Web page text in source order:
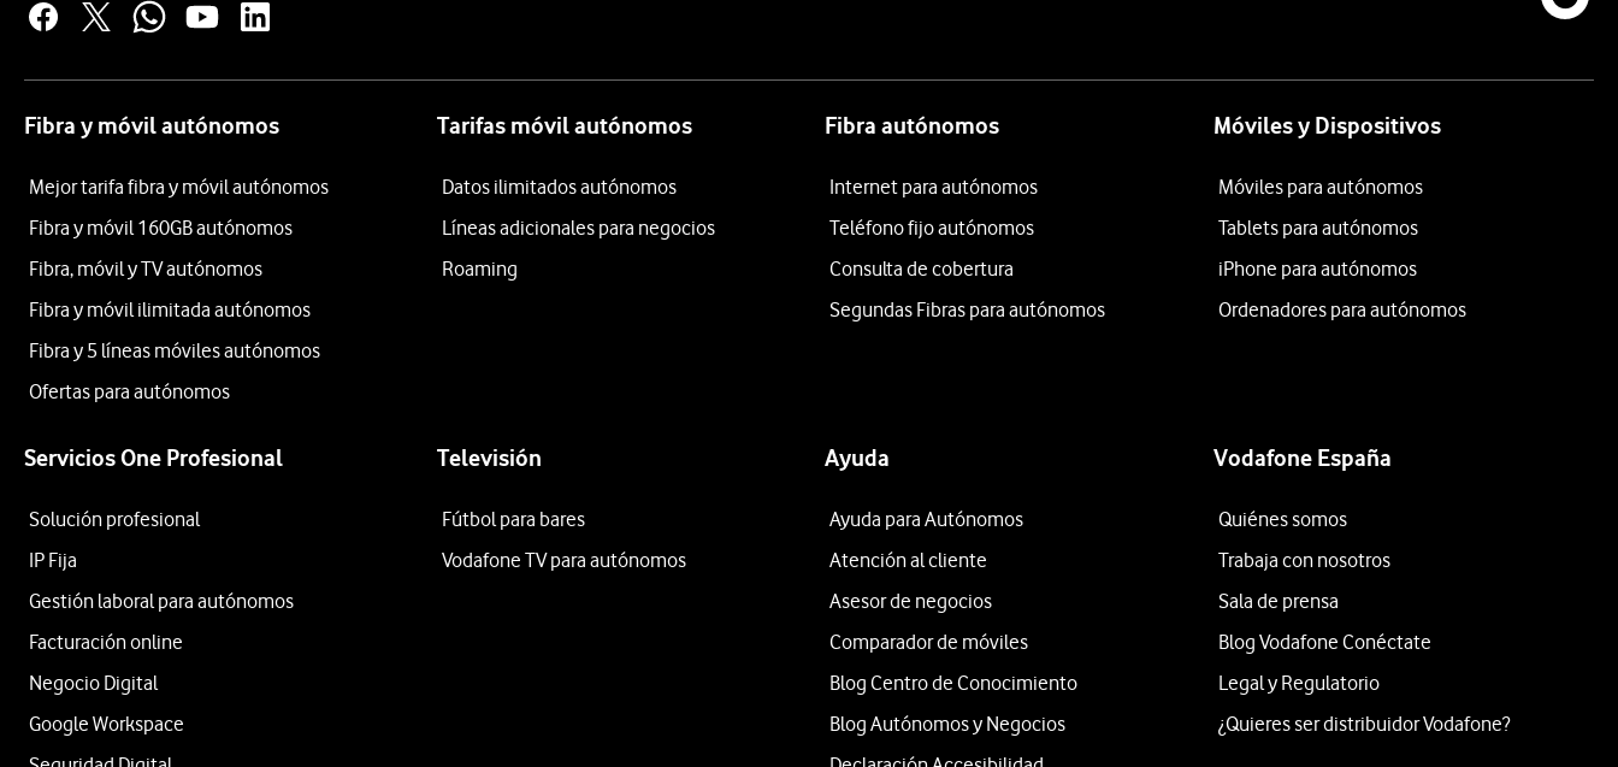
Fibra y móvil autónomos
Mejor tarifa fibra y móvil autónomos
Fibra y móvil 160GB autónomos
Fibra, móvil y TV autónomos
Fibra y móvil ilimitada autónomos
Fibra y 5 líneas móviles autónomos
Ofertas para autónomos
Tarifas móvil autónomos
Datos ilimitados autónomos
Líneas adicionales para negocios
Roaming
Fibra autónomos
Internet para autónomos
Teléfono fijo autónomos
Consulta de cobertura
Segundas Fibras para autónomos
Móviles y Dispositivos
Móviles para autónomos
Tablets para autónomos
iPhone para autónomos
Ordenadores para autónomos
Servicios One Profesional
Solución profesional
IP Fija
Gestión laboral para autónomos
Facturación online
Negocio Digital
Google Workspace
Televisión
Fútbol para bares
Vodafone TV para autónomos
Ayuda
Ayuda para Autónomos
Atención al cliente
Asesor de negocios
Comparador de móviles
Blog Centro de Conocimiento
Blog Autónomos y Negocios
Vodafone España
Quiénes somos
Trabaja con nosotros
Sala de prensa
Blog Vodafone Conéctate
Legal y Regulatorio
¿Quieres ser distribuidor Vodafone?